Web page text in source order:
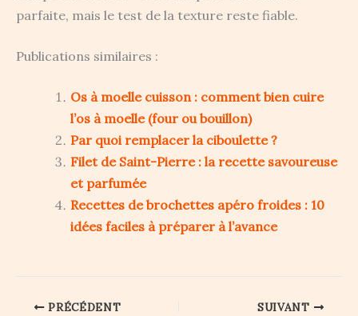
parfaite, mais le test de la texture reste fiable.
Publications similaires :
Os à moelle cuisson : comment bien cuire
l’os à moelle (four ou bouillon)
Par quoi remplacer la ciboulette ?
Filet de Saint-Pierre : la recette savoureuse
et parfumée
Recettes de brochettes apéro froides : 10
idées faciles à préparer à l’avance
PRÉCÉDENT SUIVANT